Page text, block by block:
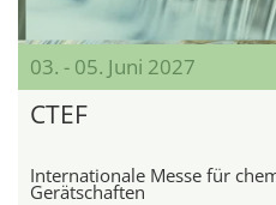
03. - 05. Juni 2027
CTEF
Internationale Messe für
Gerätschaften